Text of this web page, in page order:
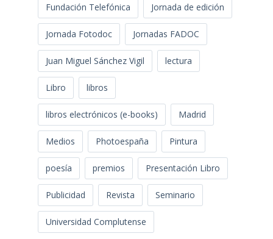
Fundación Telefónica Jornada de edición
Jornada Fotodoc Jornadas FADOC
Juan Miguel Sánchez Vigil lectura
Libro libros
libros electrónicos (e-books) Madrid
Medios Photoespaña Pintura
poesía premios Presentación Libro
Publicidad Revista Seminario
Universidad Complutense